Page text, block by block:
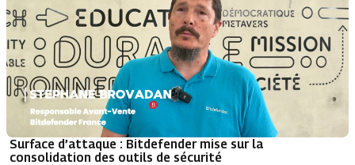
Surface d’attaque : Bitdefender mise sur la
consolidation des outils de sécurité